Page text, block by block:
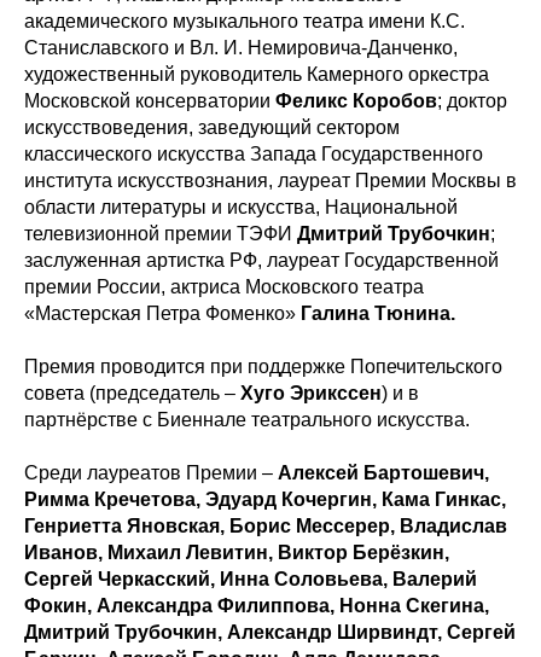
академического музыкального театра имени К.С.
Станиславского и Вл. И. Немировича-Данченко,
художественный руководитель Камерного оркестра
Московской консерватории Феликс Коробов; доктор
искусствоведения, заведующий сектором
классического искусства Запада Государственного
института искусствознания, лауреат Премии Москвы в
области литературы и искусства, Национальной
телевизионной премии ТЭФИ Дмитрий Трубочкин;
заслуженная артистка РФ, лауреат Государственной
премии России, актриса Московского театра
«Мастерская Петра Фоменко» Галина Тюнина.
Премия проводится при поддержке Попечительского
совета (председатель – Хуго Эрикссен) и в
партнёрстве с Биеннале театрального искусства.
Среди лауреатов Премии – Алексей Бартошевич,
Римма Кречетова, Эдуард Кочергин, Кама Гинкас,
Генриетта Яновская, Борис Мессерер, Владислав
Иванов, Михаил Левитин, Виктор Берёзкин,
Сергей Черкасский, Инна Соловьева, Валерий
Фокин, Александра Филиппова, Нонна Скегина,
Дмитрий Трубочкин, Александр Ширвиндт, Сергей